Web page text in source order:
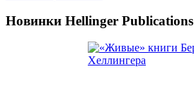
Новинки Hellinger Publications